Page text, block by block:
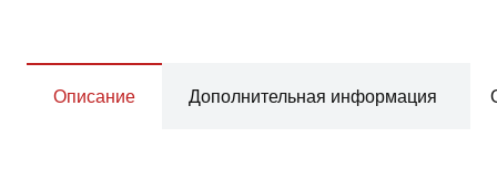
Описание Дополнительная информация